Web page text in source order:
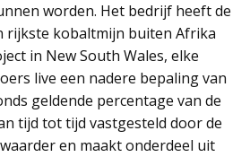
worden. Het bedrijf heeft de
rijkste kobaltmijn buiten Afrika
in New South Wales, elke
live een nadere bepaling van
geldende percentage van de
tijd tot tijd vastgesteld door de
en maakt onderdeel uit